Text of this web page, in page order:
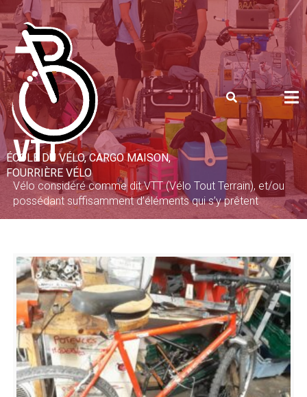
Skip
to
content
ÉCOLE DU VÉLO, CARGO MAISON,
FOURRIÈRE VÉLO
VTT
Vélo considéré comme dit VTT (Vélo Tout Terrain), et/ou
possédant suffisamment d’éléments qui s’y prêtent